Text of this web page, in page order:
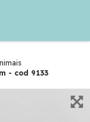
- cod 9133